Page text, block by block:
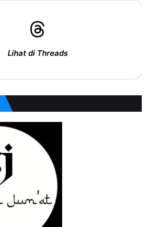
Lihat di Threads